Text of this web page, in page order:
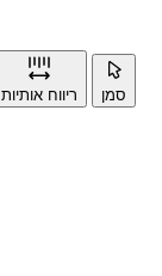
סמן ריווח אותיות